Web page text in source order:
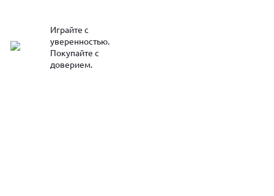
Играйте с
уверенностью.
Покупайте с
доверием.